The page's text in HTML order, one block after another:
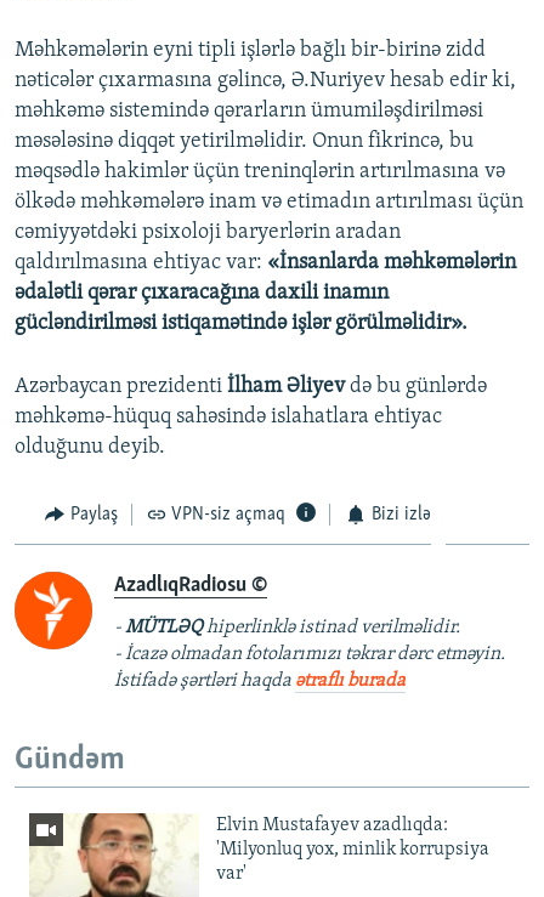
Məhkəmələrin eyni tipli işlərlə bağlı bir-birinə zidd
nəticələr çıxarmasına gəlincə, Ə.Nuriyev hesab edir ki,
məhkəmə sistemində qərarların ümumiləşdirilməsi
məsələsinə diqqət yetirilməlidir. Onun fikrincə, bu
məqsədlə hakimlər üçün treninqlərin artırılmasına və
ölkədə məhkəmələrə inam və etimadın artırılması üçün
cəmiyyətdəki psixoloji baryerlərin aradan
qaldırılmasına ehtiyac var: «İnsanlarda məhkəmələrin
ədalətli qərar çıxaracağına daxili inamın
gücləndirilməsi istiqamətində işlər görülməlidir».
Azərbaycan prezidenti İlham Əliyevdə bu günlərdə
məhkəmə-hüquq sahəsində islahatlara ehtiyac
olduğunu deyib.
Paylaş VPN-siz açmaq Bizi izlə
AzadlıqRadiosu ©
-MÜTLƏQhiperlinklə istinad verilməlidir.
- İcazə olmadan fotolarımızı təkrar dərc etməyin.
İstifadə şərtləri haqda ətraflı burada
Gündəm
Elvin Mustafayev azadlıqda:
'Milyonluq yox, minlik korrupsiya
var'